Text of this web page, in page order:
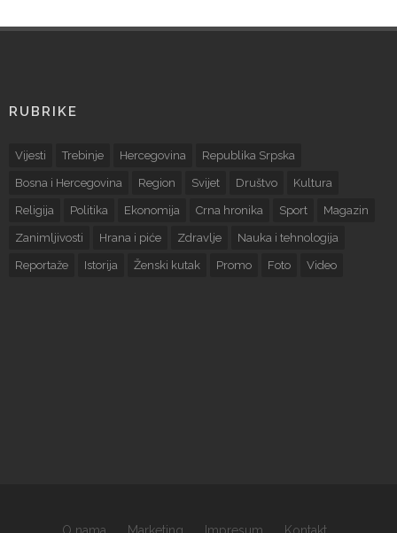
RUBRIKE
Vijesti Trebinje Hercegovina Republika Srpska
Bosna i Hercegovina Region Svijet Društvo Kultura
Religija Politika Ekonomija Crna hronika Sport Magazin
Zanimljivosti Hrana i piće Zdravlje Nauka i tehnologija
Reportaže Istorija Ženski kutak Promo Foto Video